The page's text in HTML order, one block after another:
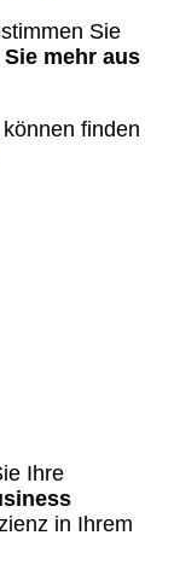
Sie
Sie mehr aus
finden
Ihre
in Ihrem